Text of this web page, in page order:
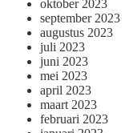
oktober 2023
september 2023
augustus 2023
juli 2023
juni 2023
mei 2023
april 2023
maart 2023
februari 2023